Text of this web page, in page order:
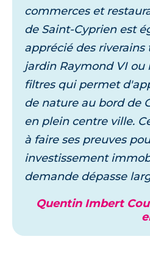
commerces et
de Saint-Cyprien est
apprécié des
jardin Raymond VI ou
filtres qui permet
de nature au bord de
en plein centre ville.
à faire ses preuves
investissement
demande dépasse
Quentin Imbert